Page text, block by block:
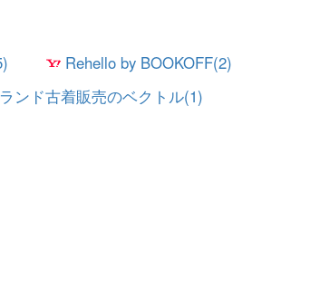
Rehello by BOOKOFF(2)
ンド古着販売のベクトル(1)